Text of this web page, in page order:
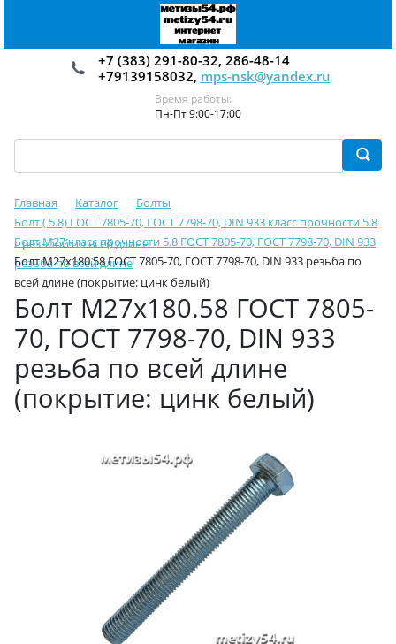
+7 (383) 291-80-32, 286-48-14
+79139158032, mps-nsk@yandex.ru
Время работы:
Пн-Пт 9:00-17:00
Главная Каталог
Болты
Болт ( 5.8) ГОСТ 7805-70, ГОСТ 7798-70, DIN 933 класс прочности 5.8
с резьбой по всей длине
Болт М27 класс прочности 5.8 ГОСТ 7805-70, ГОСТ 7798-70, DIN 933
резьба по всей длине
Болт М27х180.58 ГОСТ 7805-70, ГОСТ 7798-70, DIN 933 резьба по
всей длине (покрытие: цинк белый)
Болт М27х180.58 ГОСТ 7805-
70, ГОСТ 7798-70, DIN 933
резьба по всей длине
(покрытие: цинк белый)